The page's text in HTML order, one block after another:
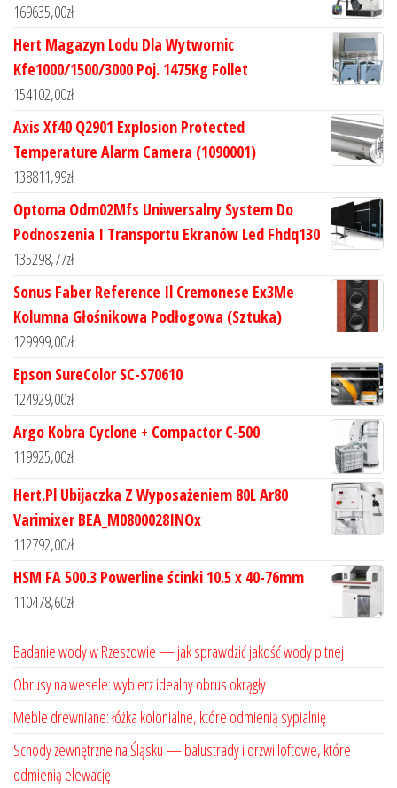
169635,00zł
Hert Magazyn Lodu Dla Wytwornic
Kfe1000/1500/3000 Poj. 1475Kg Follet
154102,00zł
Axis Xf40 Q2901 Explosion Protected
Temperature Alarm Camera (1090001)
138811,99zł
Optoma Odm02Mfs Uniwersalny System Do
Podnoszenia I Transportu Ekranów Led Fhdq130
135298,77zł
Sonus Faber Reference Il Cremonese Ex3Me
Kolumna Głośnikowa Podłogowa (Sztuka)
129999,00zł
Epson SureColor SC-S70610
124929,00zł
Argo Kobra Cyclone + Compactor C-500
119925,00zł
Hert.Pl Ubijaczka Z Wyposażeniem 80L Ar80
Varimixer BEA_M0800028INOx
112792,00zł
HSM FA 500.3 Powerline ścinki 10.5 x 40-76mm
110478,60zł
Badanie wody w Rzeszowie — jak sprawdzić jakość wody pitnej
Obrusy na wesele: wybierz idealny obrus okrągły
Meble drewniane: łóżka kolonialne, które odmienią sypialnię
Schody zewnętrzne na Śląsku — balustrady i drzwi loftowe, które
odmienią elewację